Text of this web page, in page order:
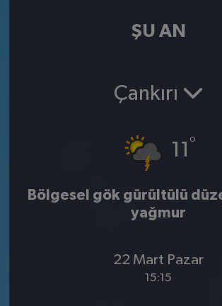
ŞU AN
Çankırı
11 °
Bölgesel gök gürültülü
yağmur
22 Mart Pazar
15:15